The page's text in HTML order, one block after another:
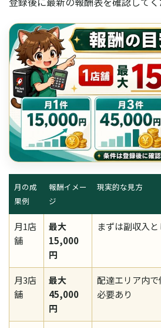
月の成
果例
報酬イメー
ジ
現実的な見方
月1店
舗
最大
15,000
円
まずは副収入
月3店
舗
最大
45,000
円
配達エリア内
必要あり